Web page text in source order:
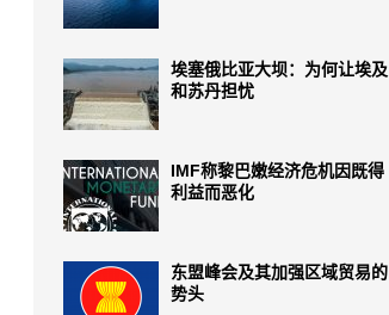
埃塞俄比亚大坝：为何让埃及
和苏丹担忧
IMF称黎巴嫩经济危机因既得
利益而恶化
东盟峰会及其加强区域贸易的
势头